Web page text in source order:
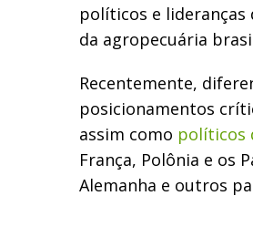
políticos e
da agropecuária
Recentemente,
posicionamentos
assim como políticos
França, Polônia e os
Alemanha e outros